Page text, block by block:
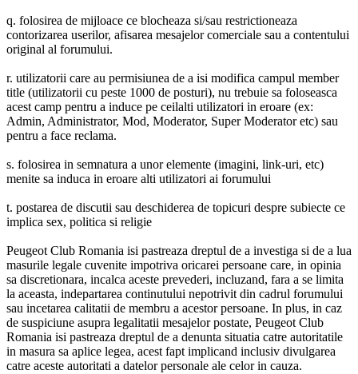
q. folosirea de mijloace ce blocheaza si/sau restrictioneaza
contorizarea userilor, afisarea mesajelor comerciale sau a contentului
original al forumului.
r. utilizatorii care au permisiunea de a isi modifica campul member
title (utilizatorii cu peste 1000 de posturi), nu trebuie sa foloseasca
acest camp pentru a induce pe ceilalti utilizatori in eroare (ex:
Admin, Administrator, Mod, Moderator, Super Moderator etc) sau
pentru a face reclama.
s. folosirea in semnatura a unor elemente (imagini, link-uri, etc)
menite sa induca in eroare alti utilizatori ai forumului
t. postarea de discutii sau deschiderea de topicuri despre subiecte ce
implica sex, politica si religie
Peugeot Club Romania isi pastreaza dreptul de a investiga si de a lua
masurile legale cuvenite impotriva oricarei persoane care, in opinia
sa discretionara, incalca aceste prevederi, incluzand, fara a se limita
la aceasta, indepartarea continutului nepotrivit din cadrul forumului
sau incetarea calitatii de membru a acestor persoane. In plus, in caz
de suspiciune asupra legalitatii mesajelor postate, Peugeot Club
Romania isi pastreaza dreptul de a denunta situatia catre autoritatile
in masura sa aplice legea, acest fapt implicand inclusiv divulgarea
catre aceste autoritati a datelor personale ale celor in cauza.